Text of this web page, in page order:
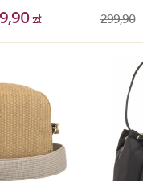
zł 299,90